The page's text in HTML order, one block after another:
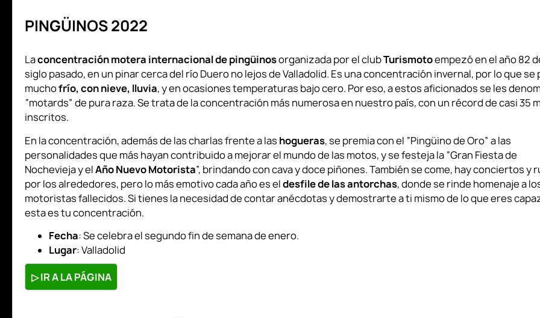
PINGÜINOS 2022
Laconcentración motera internacional de pingüinosorganizada por el clubTurismotoempezó en el año 82
siglo pasado, en un pinar cerca del río Duero no lejos de Valladolid. Es una concentración invernal, por lo que se
muchofrío, con nieve, lluvia, y en ocasiones temperaturas bajo cero. Por eso, a estos aficionados se les
“motards” de pura raza. Se trata de la concentración más numerosa en nuestro país, con un récord de casi 35
inscritos.
En la concentración, además de las charlas frente a las hogueras, se premia con el “Pingüino de Oro” a las
personalidades que más hayan contribuido a mejorar el mundo de las motos, y se festeja la “Gran Fiesta de
Nochevieja y elAño Nuevo Motorista”, brindando con cava y doce piñones. También se come, hay conciertos y
por los alrededores, pero lo más emotivo cada año es eldesfile de las antorchas, donde se rinde homenaje a
motoristas fallecidos. Si tienes la necesidad de contar anécdotas y demostrarte a ti mismo de lo que eres
esta es tu concentración.
Fecha: Se celebra el segundo fin de semana de enero.
Lugar: Valladolid
▷IR A LA PÁGINA